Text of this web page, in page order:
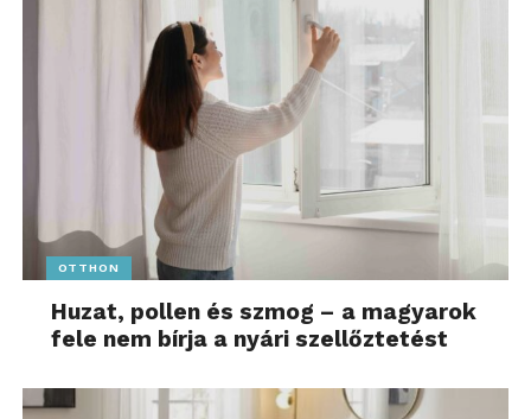
OTTHON
Huzat, pollen és szmog – a magyarok
fele nem bírja a nyári szellőztetést